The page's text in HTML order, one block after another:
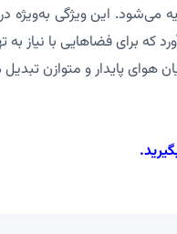
این ویژگی به‌ویژه
که برای فضاهایی با نیاز
هوای پایدار و متوازن